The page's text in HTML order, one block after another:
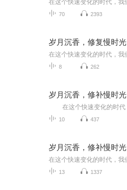
70 2393
岁月沉香，修复慢时光
8 262
岁月沉香，修补慢时光
10 437
岁月沉香，修补慢时光
13 1337